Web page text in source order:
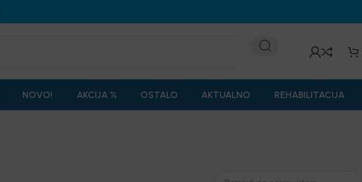
NOVO! AKCIJA % OSTALO AKTUALNO REHABILITACIJA